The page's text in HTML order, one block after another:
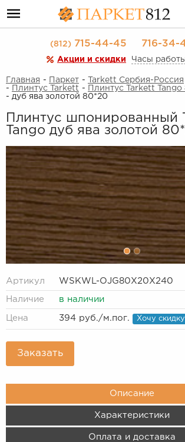
(812)715-44-45 716-34-
Акции и скидки Часы
Главная - Паркет -
Tarkett Сербия-Россия
-
Плинтус Tarkett -
Плинтус Tarkett
- дуб ява золотой 80*20
Плинтус шпонированный
Tango дуб ява золотой
Артикул WSKWL-OJG80X20X240
Наличие в наличии
Цена 394 руб./м.пог. Хочу скидку
Заказать
Описание
Характеристики
Оплата и доставка